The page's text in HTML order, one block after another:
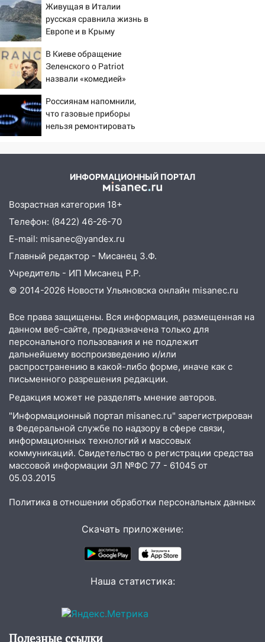
10:27
Где есть бензин в Ульяновске
днем 6 августа: список АЗС
10:16
Внимание! В Ульяновской области
объявлена ракетная опасность
10:00
В Старомайнском районе утонул
51-летний мужчина
09:50
В Ульяновске черный коршун
застрял в тепловозе
09:44 Ульяновские спасатели помогли
юному велосипедисту на улице
Чернышевского
08:21 В Заволжском районе украли два
велосипеда
07:18 В Ульяновск идет
тридцатиградусная жара: какая будет
06:00 Четыре года борьбы: ульяновские
за плесень на стенах
05:00 Кому 6 августа звезды сулят
прибыль, а кому — испытания на
прочность
05.08.2026
22:58
Соцсети: на проспекте Тюленева
ДТП с мотоциклистом
20:22 Мошенники обманули 92-летнюю
жительницу Ульяновской области
19:14
Житель Ульяновской области
подвез троих незнакомцев на трассе и
Ульяновской области
Мотофристайл, рок и силовой
экстрим: в Ульяновске пройдет
большой фестиваль «Наше время»
августа после рабочего дня: список АЗС
17:05 «Обыск» по видеосвязи: в
Живущая в Италии
русская сравнила жизнь в
Европе и в Крыму
В Киеве обращение
Зеленского о Patriot
назвали «комедией»
Россиянам напомнили,
что газовые приборы
нельзя ремонтировать
ИНФОРМАЦИОННЫЙ ПОРТАЛ
Возрастная категория 18+
Телефон: (8422) 46-26-70
E-mail: misanec@yandex.ru
Главный редактор - Мисанец З.Ф.
Учредитель - ИП Мисанец Р.Р.
© 2014-2026 Новости Ульяновска онлайн misanec.ru
Все права защищены. Вся информация, размещенная на
данном веб-сайте, предназначена только для
персонального пользования и не подлежит
дальнейшему воспроизведению и/или
распространению в какой-либо форме, иначе как с
письменного разрешения редакции.
Редакция может не разделять мнение авторов.
"Информационный портал misanec.ru" зарегистрирован
в Федеральной службе по надзору в сфере связи,
информационных технологий и массовых
коммуникаций. Свидетельство о регистрации средства
массовой информации ЭЛ №ФС 77 - 61045 от
05.03.2015
Политика в отношении обработки персональных данных
Скачать приложение:
Наша статистика:
Полезные ссылки